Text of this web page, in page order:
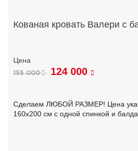
Кованая кровать Валери с
155 000 124 000
Сделаем ЛЮБОЙ РАЗМЕР! Цена
160х200 см с одной спинкой и